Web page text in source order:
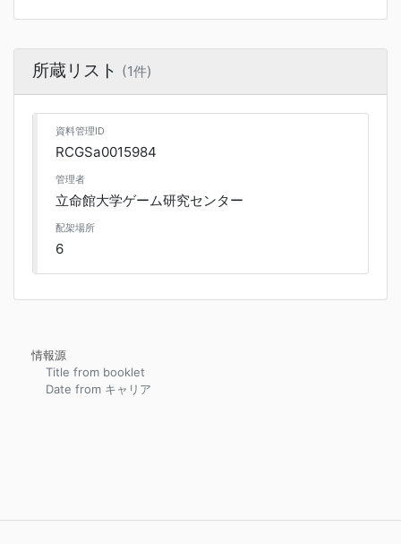
所蔵リスト (1件)
資料管理ID
RCGSa0015984
管理者
立命館大学ゲーム研究センター
配架場所
6
情報源
Title from booklet
Date from キャリア